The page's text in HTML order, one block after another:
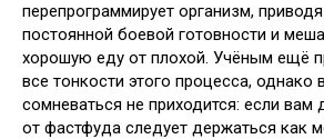
перепрограммирует организм,
постоянной боевой готовности и
хорошую еду от плохой. Учёным ещё
все тонкости этого процесса, однако
сомневаться не приходится: если вам
от фастфуда следует держаться как